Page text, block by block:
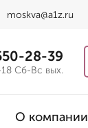
moskva@a1z.ru
28-39
Сб-Вс вых.
О компании